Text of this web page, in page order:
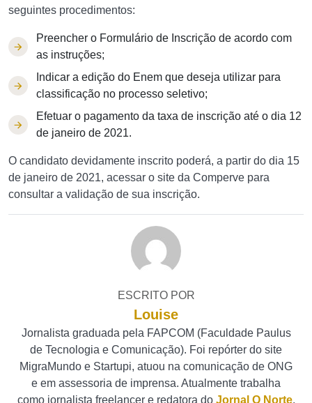
seguintes procedimentos:
Preencher o Formulário de Inscrição de acordo com
as instruções;
Indicar a edição do Enem que deseja utilizar para
classificação no processo seletivo;
Efetuar o pagamento da taxa de inscrição até o dia 12
de janeiro de 2021.
O candidato devidamente inscrito poderá, a partir do dia 15
de janeiro de 2021, acessar o site da Comperve para
consultar a validação de sua inscrição.
ESCRITO POR
Louise
Jornalista graduada pela FAPCOM (Faculdade Paulus
de Tecnologia e Comunicação). Foi repórter do site
MigraMundo e Startupi, atuou na comunicação de ONG
e em assessoria de imprensa. Atualmente trabalha
como jornalista freelancer e redatora do Jornal O Norte.